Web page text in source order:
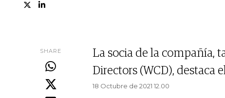
SHARE
La socia de la compañía,
Directors (WCD), destaca
18 Octubre de 2021 12.00